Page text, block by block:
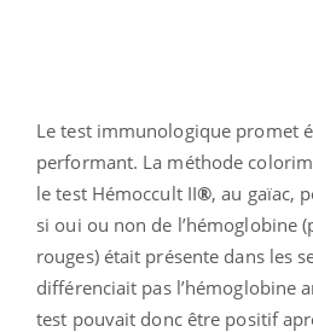
Le test immunologique promet
performant. La méthode
le test Hémoccult II®, au gaïac,
si oui ou non de l’hémoglobine
rouges) était présente dans les
différenciait pas l’hémoglobine
test pouvait donc être positif